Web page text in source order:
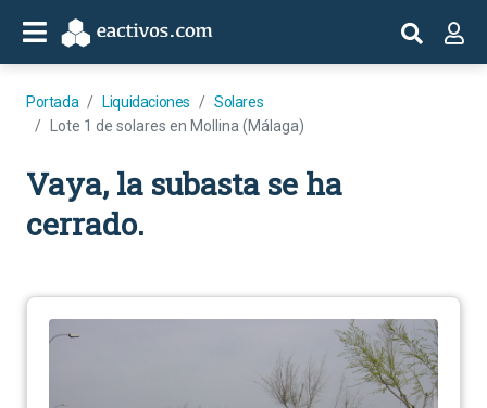
Portada Liquidaciones
Solares
Lote 1 de solares en Mollina (Málaga)
Vaya, la subasta se ha
cerrado.